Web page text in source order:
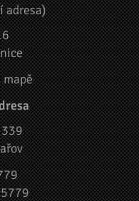
adresa)